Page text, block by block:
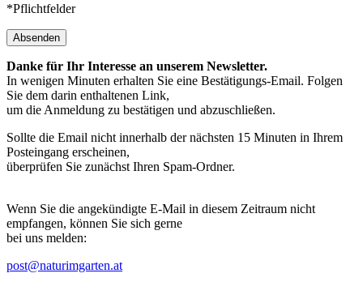
*Pflichtfelder
Absenden
Danke für Ihr Interesse an unserem Newsletter.
In wenigen Minuten erhalten Sie eine Bestätigungs-Email. Folgen
Sie dem darin enthaltenen Link,
um die Anmeldung zu bestätigen und abzuschließen.
Sollte die Email nicht innerhalb der nächsten 15 Minuten in Ihrem
Posteingang erscheinen,
überprüfen Sie zunächst Ihren Spam-Ordner.
Wenn Sie die angekündigte E-Mail in diesem Zeitraum nicht
empfangen, können Sie sich gerne
bei uns melden:
post@naturimgarten.at